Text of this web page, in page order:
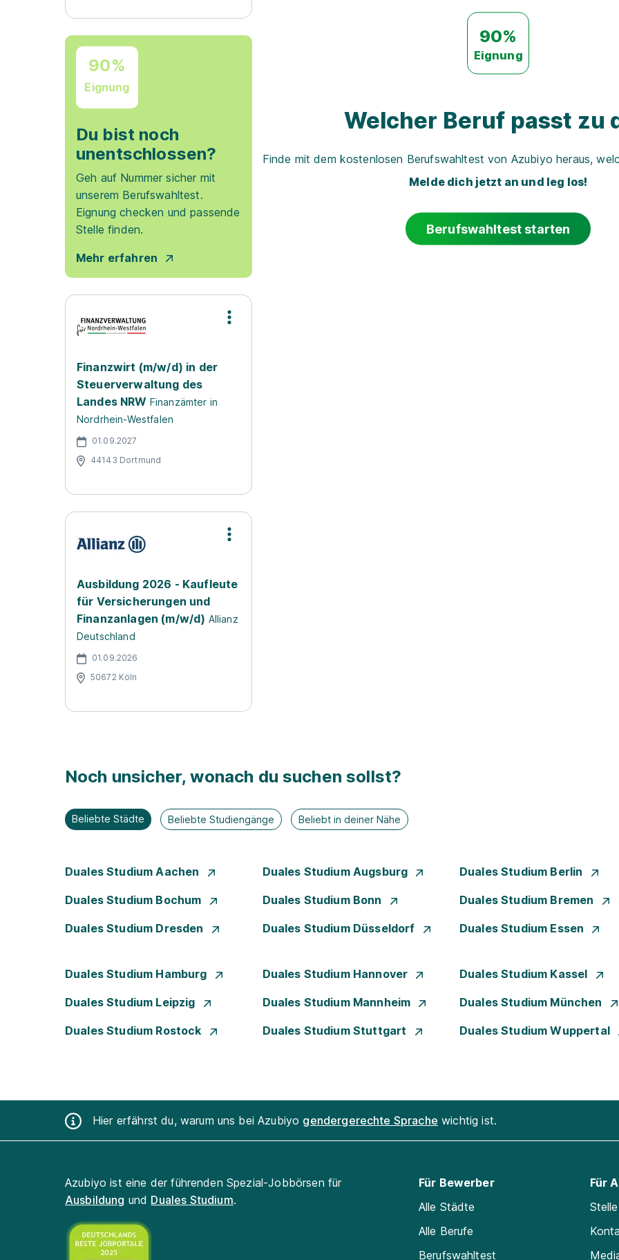
90%
Eignung
Du bist noch
unentschlossen?
Geh auf Nummer sicher mit
unserem Berufswahltest.
Eignung checken und passende
Stelle finden.
Mehr erfahren
Finanzwirt (m/w/d) in der
Steuerverwaltung des
Landes NRW Finanzämter in
Nordrhein-Westfalen
01.09.2027
44143 Dortmund
Ausbildung 2026 - Kaufleute
für Versicherungen und
Finanzanlagen (m/w/d) Allianz
Deutschland
01.09.2026
50672 Köln
90%
Eignung
Welcher Beruf passt zu
Finde mit dem kostenlosen Berufswahltest von Azubiyo heraus,
Melde dich jetzt an und leg los!
Berufswahltest starten
Noch unsicher, wonach du suchen sollst?
Beliebte Städte Beliebte Studiengänge Beliebt in deiner Nähe
Duales Studium Aachen Duales Studium Augsburg Duales Studium Berlin
Duales Studium Bochum Duales Studium Bonn Duales Studium Bremen
Duales Studium Dresden Duales Studium Düsseldorf Duales Studium Essen
Duales Studium Hamburg Duales Studium Hannover Duales Studium Kassel
Duales Studium Leipzig Duales Studium Mannheim Duales Studium München
Duales Studium Rostock Duales Studium Stuttgart Duales Studium Wuppertal
Hier erfährst du, warum uns bei Azubiyo gendergerechte Sprache wichtig ist.
Azubiyo ist eine der führenden Spezial-Jobbörsen für
Ausbildung und Duales Studium.
Für Bewerber
Alle Städte
Alle Berufe
Berufswahltest
Für